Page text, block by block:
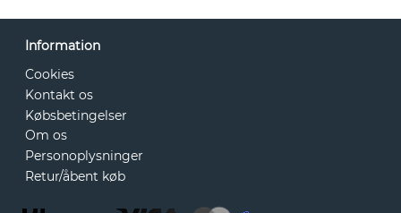
Information
Cookies
Kontakt os
Købsbetingelser
Om os
Personoplysninger
Retur/åbent køb